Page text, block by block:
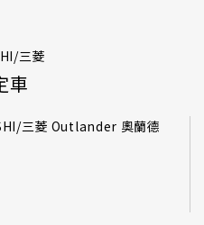
三菱
車
三菱 Outlander 奧蘭德